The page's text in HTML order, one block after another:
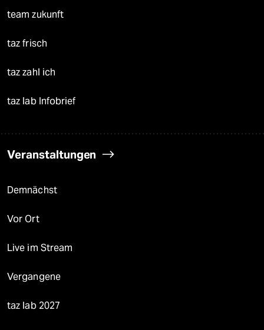
team zukunft
taz frisch
taz zahl ich
taz lab Infobrief
Veranstaltungen
Demnächst
Vor Ort
Live im Stream
Vergangene
taz lab 2027